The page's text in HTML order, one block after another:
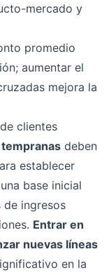
mercado y
promedio
aumentar el
mejora la
clientes
deben
establecer
base inicial
de ingresos
Entrar en
nuevas líneas
en la